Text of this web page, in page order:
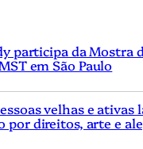
participa da Mostra
em São Paulo
velhas e ativas
por direitos, arte e